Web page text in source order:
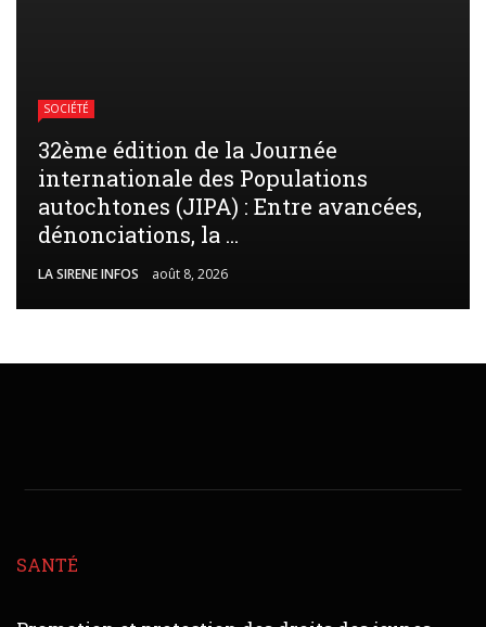
SOCIÉTÉ
32ème édition de la Journée
internationale des Populations
autochtones (JIPA) : Entre avancées,
dénonciations, la ...
LA SIRENE INFOS août 8, 2026
SANTÉ